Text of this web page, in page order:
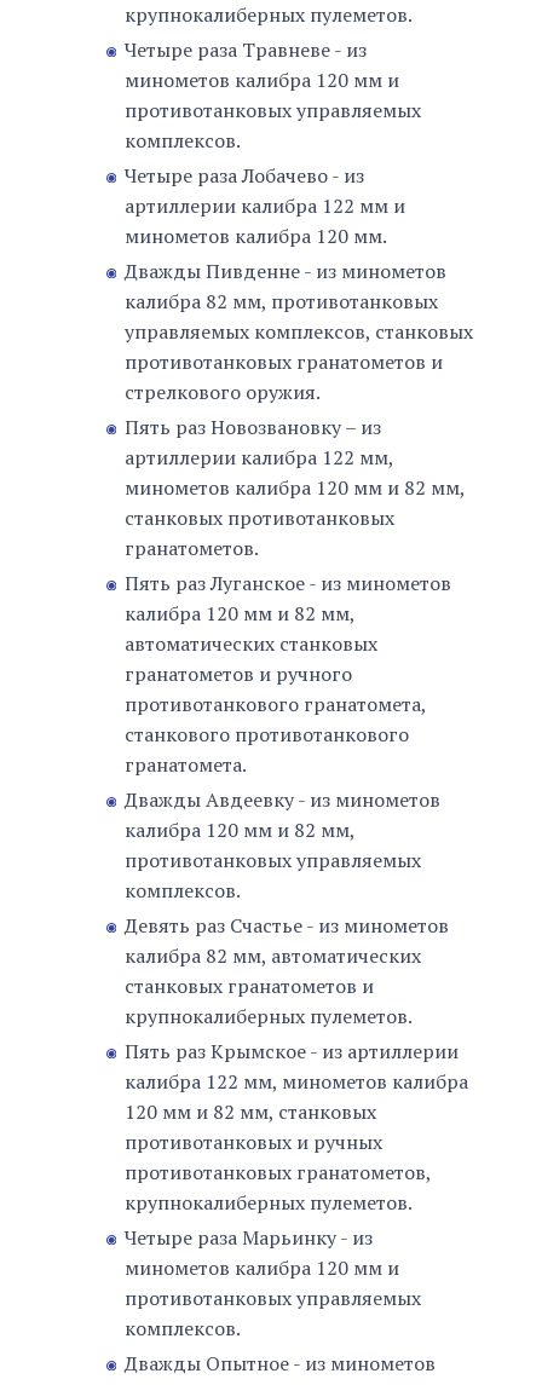
крупнокалиберных пулеметов.
Четыре раза Травневе - из
минометов калибра 120 мм и
противотанковых управляемых
комплексов.
Четыре раза Лобачево - из
артиллерии калибра 122 мм и
минометов калибра 120 мм.
Дважды Пивденне - из минометов
калибра 82 мм, противотанковых
управляемых комплексов, станковых
противотанковых гранатометов и
стрелкового оружия.
Пять раз Новозвановку – из
артиллерии калибра 122 мм,
минометов калибра 120 мм и 82 мм,
станковых противотанковых
гранатометов.
Пять раз Луганское - из минометов
калибра 120 мм и 82 мм,
автоматических станковых
гранатометов и ручного
противотанкового гранатомета,
станкового противотанкового
гранатомета.
Дважды Авдеевку - из минометов
калибра 120 мм и 82 мм,
противотанковых управляемых
комплексов.
Девять раз Счастье - из минометов
калибра 82 мм, автоматических
станковых гранатометов и
крупнокалиберных пулеметов.
Пять раз Крымское - из артиллерии
калибра 122 мм, минометов калибра
120 мм и 82 мм, станковых
противотанковых и ручных
противотанковых гранатометов,
крупнокалиберных пулеметов.
Четыре раза Марьинку - из
минометов калибра 120 мм и
противотанковых управляемых
комплексов.
Дважды Опытное - из минометов